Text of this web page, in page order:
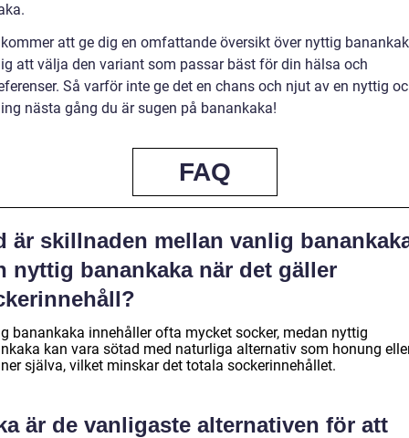
att ge dig en omfattande översikt över nyttig
att välja den variant som passar bäst för din hälsa och
Så varför inte ge det en chans och njut av en nyttig
nästa gång du är sugen på banankaka!
FAQ
är skillnaden mellan vanlig
nyttig banankaka när det gäller
banankaka innehåller ofta mycket socker, medan nyttig
kan vara sötad med naturliga alternativ som honung
själva, vilket minskar det totala sockerinnehållet.
är de vanligaste alternativen för att